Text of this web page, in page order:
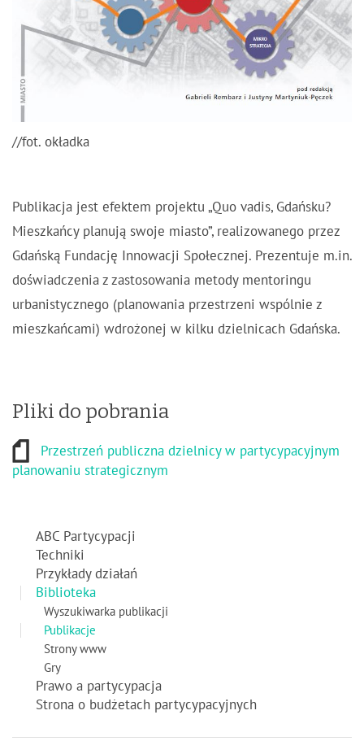
//fot. okładka
Publikacja jest efektem projektu „Quo vadis, Gdańsku?
Mieszkańcy planują swoje miasto”, realizowanego przez
Gdańską Fundację Innowacji Społecznej. Prezentuje m.in.
doświadczenia z zastosowania metody mentoringu
urbanistycznego (planowania przestrzeni wspólnie z
mieszkańcami) wdrożonej w kilku dzielnicach Gdańska.
Pliki do pobrania
Przestrzeń publiczna dzielnicy w partycypacyjnym
planowaniu strategicznym
ABC Partycypacji
Techniki
Przykłady działań
Biblioteka
Wyszukiwarka publikacji
Publikacje
Strony www
Gry
Prawo a partycypacja
Strona o budżetach partycypacyjnych